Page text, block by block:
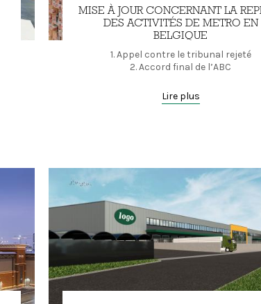
MISE À JOUR CONCERNANT LA
DES ACTIVITÉS DE METRO EN
BELGIQUE
1. Appel contre le tribunal rejeté
2. Accord final de l’ABC
Lire plus